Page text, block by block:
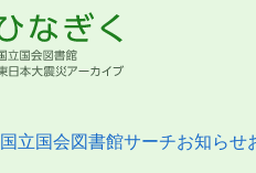
国立国会図書館サーチお知らせ